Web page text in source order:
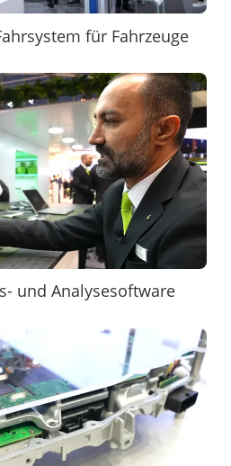
für Fahrzeuge
und Analysesoftware